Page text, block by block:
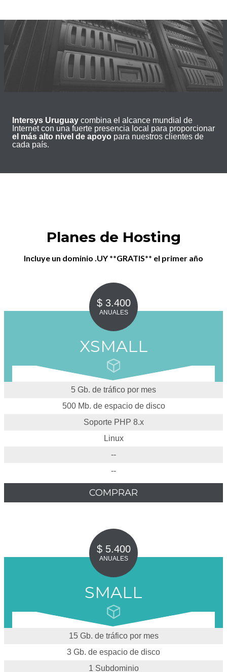
Intersys Uruguay combina el alcance mundial de
Internet con una fuerte presencia local para proporcionar
el más alto nivel de apoyo para nuestros clientes de
cada país.
Planes de Hosting
Incluye un dominio .UY **GRATIS** el primer año
$ 3.400
ANUALES
XSMALL
5 Gb. de tráfico por mes
500 Mb. de espacio de disco
Soporte PHP 8.x
Linux
--
--
COMPRAR
$ 5.400
ANUALES
SMALL
15 Gb. de tráfico por mes
3 Gb. de espacio de disco
1 Subdominio